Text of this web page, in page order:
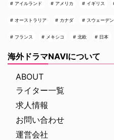
アイルランド アメリカ イギリス
オーストラリア カナダ スウェーデン
フランス メキシコ 北欧 日本
海外ドラマNAVIについて
ABOUT
ライター一覧
求人情報
お問い合わせ
運営会社